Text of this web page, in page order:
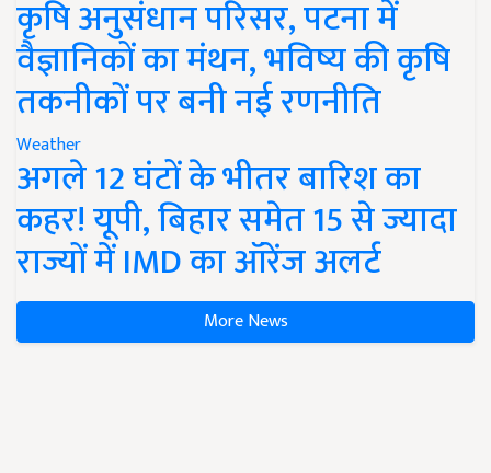
कृषि अनुसंधान परिसर, पटना में
वैज्ञानिकों का मंथन, भविष्य की कृषि
तकनीकों पर बनी नई रणनीति
Weather
अगले 12 घंटों के भीतर बारिश का
कहर! यूपी, बिहार समेत 15 से ज्यादा
राज्यों में IMD का ऑरेंज अलर्ट
More News